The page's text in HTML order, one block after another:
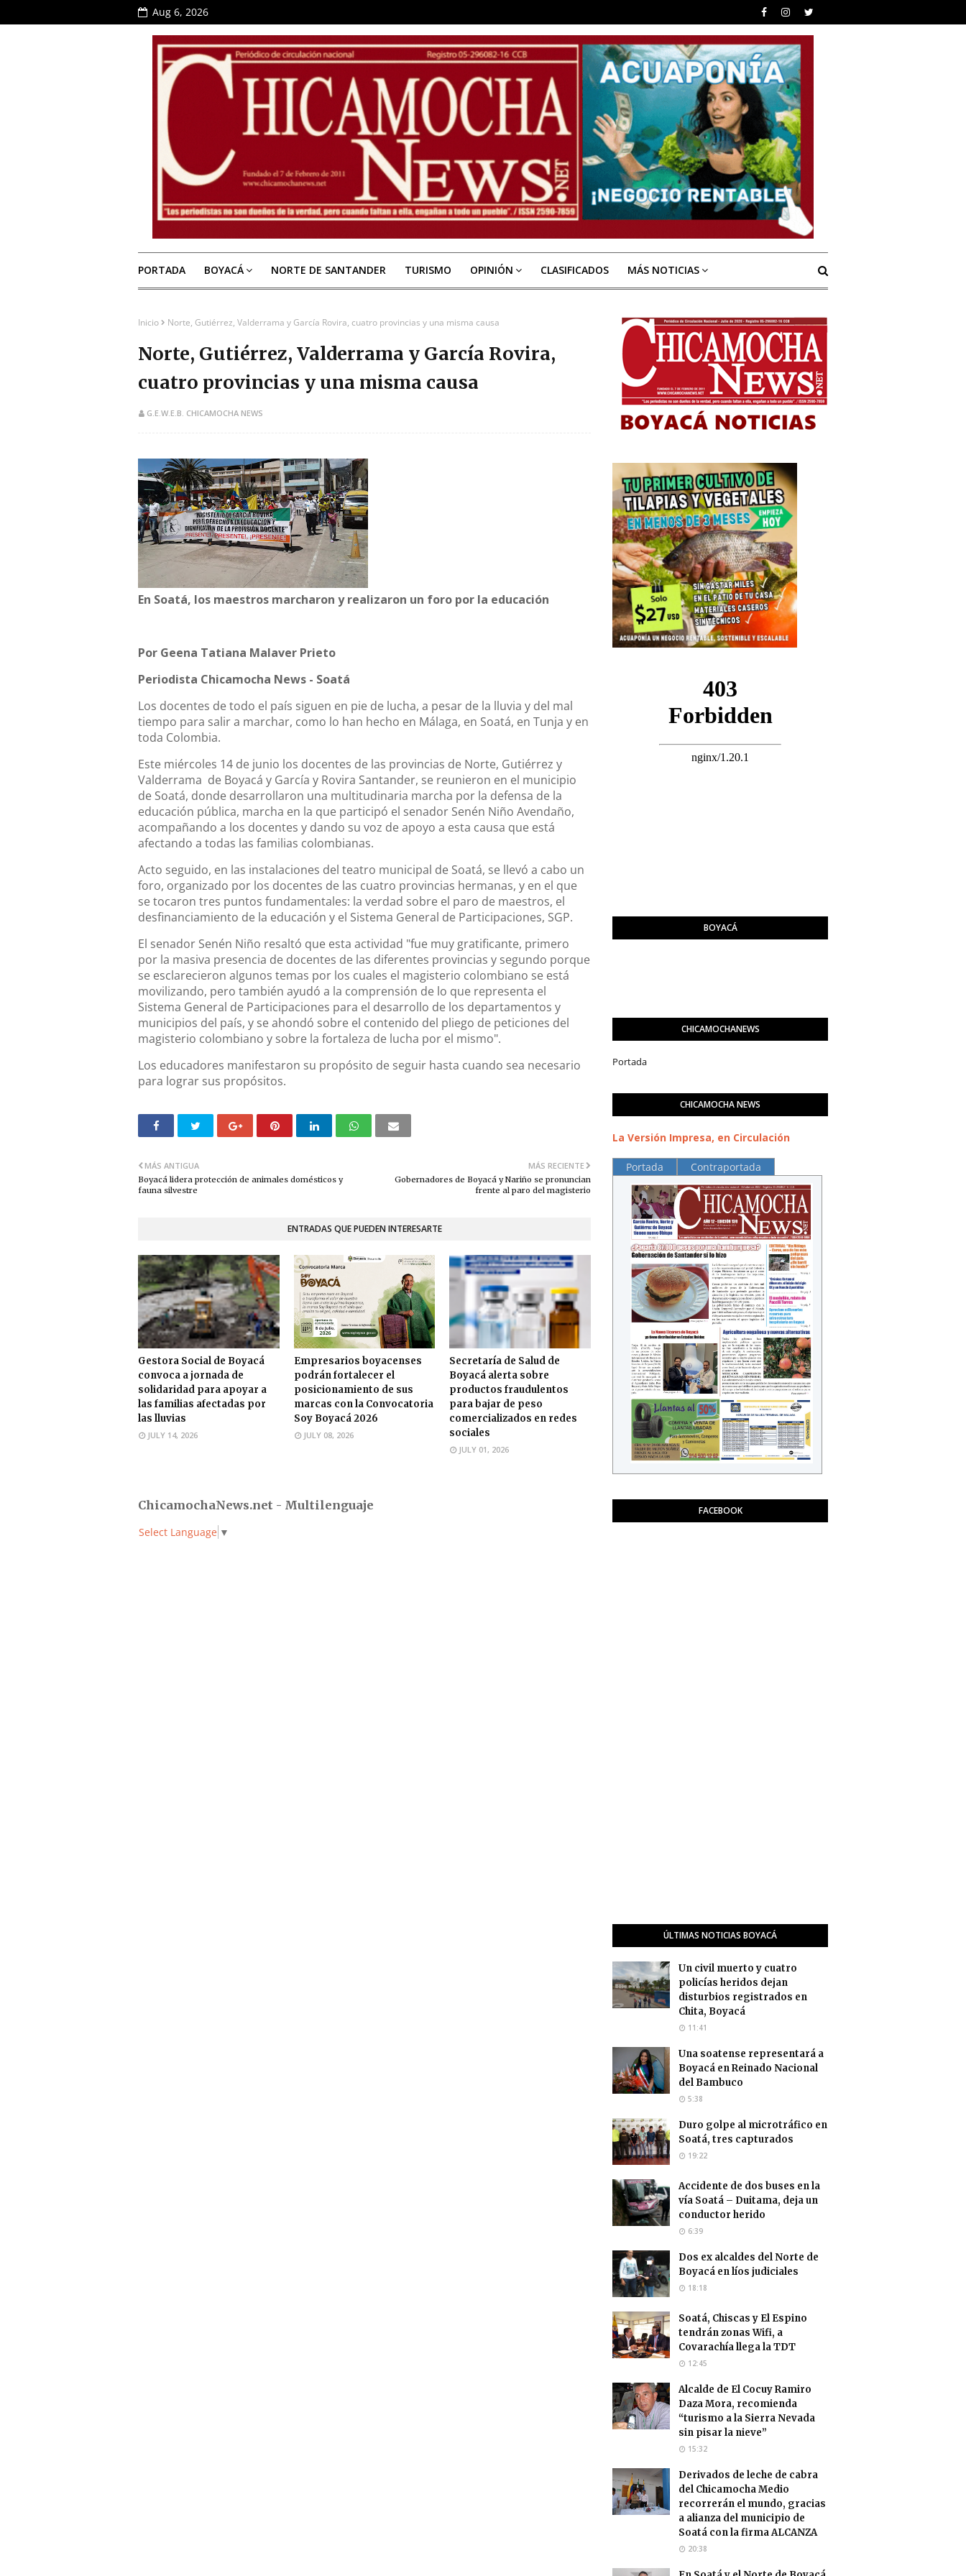
Aug 6, 2026
PORTADA BOYACÁ NORTE DE SANTANDER TURISMO OPINIÓN CLASIFICADOS MÁS NOTICIAS
Inicio Norte, Gutiérrez, Valderrama y García Rovira, cuatro provincias y una misma causa
Norte, Gutiérrez, Valderrama y García Rovira,
cuatro provincias y una misma causa
G.E.W.E.B. CHICAMOCHA NEWS
​​En Soatá, los maestros marcharon y realizaron un foro por la educación
Por Geena Tatiana Malaver Prieto
Periodista Chicamocha News - Soatá
Los docentes de todo el país siguen en pie de lucha, a pesar de la lluvia y del mal
tiempo para salir a marchar, como lo han hecho en Málaga, en Soatá, en Tunja y en
toda Colombia.
Este miércoles 14 de junio los docentes de las provincias de Norte, Gutiérrez y
Valderrama de Boyacá y García y Rovira Santander, se reunieron en el municipio
de Soatá, donde desarrollaron una multitudinaria marcha por la defensa de la
educación pública, marcha en la que participó el senador Senén Niño Avendaño,
acompañando a los docentes y dando su voz de apoyo a esta causa que está
afectando a todas las familias colombianas.
Acto seguido, en las instalaciones del teatro municipal de Soatá, se llevó a cabo un
foro, organizado por los docentes de las cuatro provincias hermanas, y en el que
se tocaron tres puntos fundamentales: la verdad sobre el paro de maestros, el
desfinanciamiento de la educación y el Sistema General de Participaciones, SGP.
El senador Senén Niño resaltó que esta actividad "fue muy gratificante, primero
por la masiva presencia de docentes de las diferentes provincias y segundo porque
se esclarecieron algunos temas por los cuales el magisterio colombiano se está
movilizando, pero también ayudó a la comprensión de lo que representa el
Sistema General de Participaciones para el desarrollo de los departamentos y
municipios del país, y se ahondó sobre el contenido del pliego de peticiones del
magisterio colombiano y sobre la fortaleza de lucha por el mismo".
Los educadores manifestaron su propósito de seguir hasta cuando sea necesario
para lograr sus propósitos.
MÁS RECIENTE
Gobernadores de Boyacá y Nariño se pronuncian
frente al paro del magisterio
MÁS ANTIGUA
Boyacá lidera protección de animales domésticos y
fauna silvestre
ENTRADAS QUE PUEDEN INTERESARTE
Gestora Social de Boyacá
convoca a jornada de
solidaridad para apoyar a
las familias afectadas por
las lluvias
JULY 14, 2026
Empresarios boyacenses
podrán fortalecer el
posicionamiento de sus
marcas con la Convocatoria
Soy Boyacá 2026
JULY 08, 2026
Secretaría de Salud de
Boyacá alerta sobre
productos fraudulentos
para bajar de peso
comercializados en redes
sociales
JULY 01, 2026
ChicamochaNews.net - Multilenguaje
Select Language ▼
BOYACÁ
CHICAMOCHANEWS
Portada
CHICAMOCHA NEWS
La Versión Impresa, en Circulación
Portada Contraportada
FACEBOOK
ÚLTIMAS NOTICIAS BOYACÁ
Un civil muerto y cuatro
policías heridos dejan
disturbios registrados en
Chita, Boyacá
11:41
Una soatense representará a
Boyacá en Reinado Nacional
del Bambuco
5:38
Duro golpe al microtráfico en
Soatá, tres capturados
19:22
Accidente de dos buses en la
vía Soatá – Duitama, deja un
conductor herido
6:39
Dos ex alcaldes del Norte de
Boyacá en líos judiciales
18:18
Soatá, Chiscas y El Espino
tendrán zonas Wifi, a
Covarachía llega la TDT
12:45
Alcalde de El Cocuy Ramiro
Daza Mora, recomienda
“turismo a la Sierra Nevada
sin pisar la nieve”
15:32
Derivados de leche de cabra
del Chicamocha Medio
recorrerán el mundo, gracias
a alianza del municipio de
Soatá con la firma ALCANZA
20:38